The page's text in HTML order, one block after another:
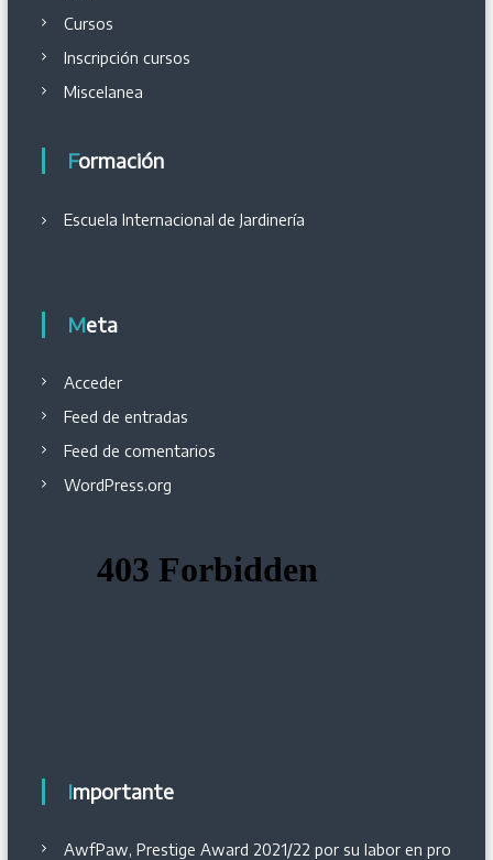
a
s
Cursos
Inscripción cursos
Miscelanea
Formación
Escuela Internacional de Jardinería
Meta
Acceder
Feed de entradas
Feed de comentarios
WordPress.org
Importante
AwfPaw, Prestige Award 2021/22 por su labor en pro